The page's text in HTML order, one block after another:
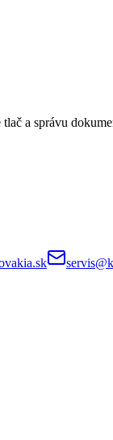
tlač a správu